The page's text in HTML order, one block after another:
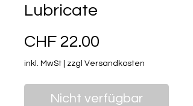
Lubricate
CHF 22.00
inkl. MwSt zzgl Versandkosten
Nicht verfügbar